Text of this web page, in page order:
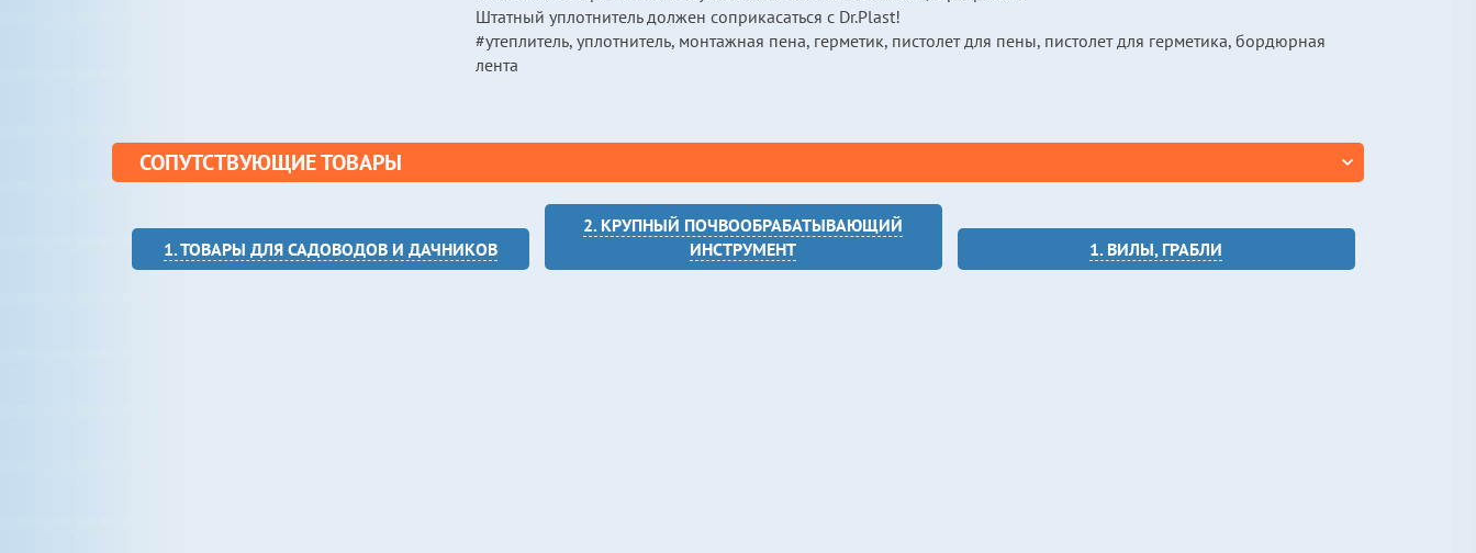
Штатный уплотнитель должен соприкасаться с Dr.Plast!
#утеплитель, уплотнитель, монтажная пена, герметик, пистолет для пены, пистолет для герметика, бордюрная
лента
СОПУТСТВУЮЩИЕ ТОВАРЫ
1. ТОВАРЫ ДЛЯ САДОВОДОВ И ДАЧНИКОВ
2. КРУПНЫЙ ПОЧВООБРАБАТЫВАЮЩИЙ
ИНСТРУМЕНТ
1. ВИЛЫ, ГРАБЛИ